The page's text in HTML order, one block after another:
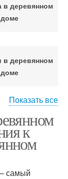
в деревянном
доме
в деревянном
доме
на даче
Показать все
к
самый